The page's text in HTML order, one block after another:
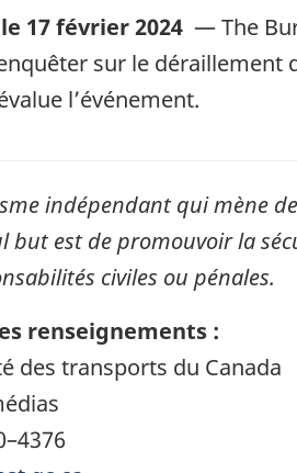
le 17 février 2024 —The
sur le déraillement
l’événement.
indépendant qui mène
but est de promouvoir la
civiles ou pénales.
renseignements :
des transports du Canada